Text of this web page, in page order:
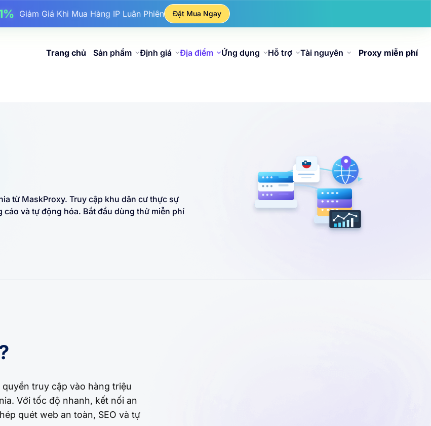
17%Giảm Giá Thưởng Khi Nạp Tiền
25%Giảm Giá Khi Mua Hàng IP Tĩnh
Giảm Giá Khi Mua Hàng IP Luân Phiên
Đặt Mua Ngay
Trang chủ Sản phẩm Định giá Địa điểm Ứng dụng Hỗ trợ Tài nguyên Proxy miễn phí
từ MaskProxy. Truy cập khu dân cư thực sự
cáo và tự động hóa. Bắt đầu dùng thử miễn phí
quyền truy cập vào hàng triệu
Với tốc độ nhanh, kết nối an
quét web an toàn, SEO và tự